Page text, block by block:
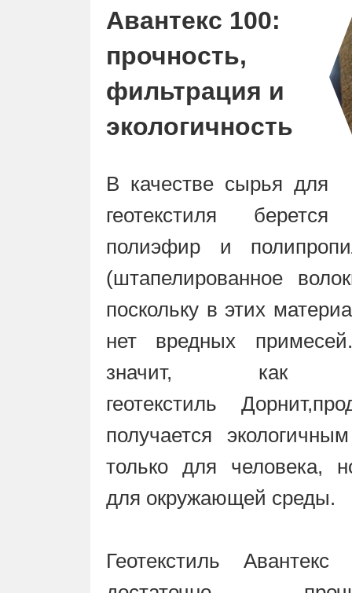
Авантекс 100:
прочность,
фильтрация и
экологичность
В качестве сырья для
геотекстиля берется
полиэфир и
(штапелированное
поскольку в этих
нет вредных
значит,
геотекстиль
получается
только для человека,
для окружающей среды.
Геотекстиль Авантекс